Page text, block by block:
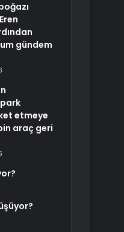
gündem
etmeye
araç geri